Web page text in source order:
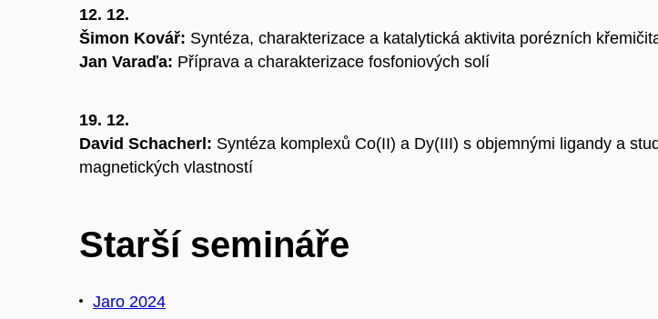
12. 12.
Šimon Kovář: Syntéza, charakterizace a katalytická aktivita porézních
Jan Varaďa: Příprava a charakterizace fosfoniových solí
19. 12.
David Schacherl: Syntéza komplexů Co(II) a Dy(III) s objemnými ligandy a
magnetických vlastností
Starší semináře
Jaro 2024